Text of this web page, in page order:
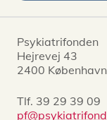
Psykiatrifonden
Hejrevej 43
2400
Tlf. 39 29 39 09